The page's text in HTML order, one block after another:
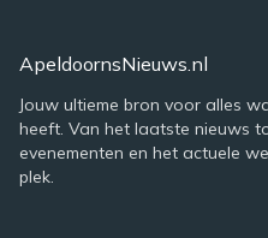
ApeldoornsNieuws.nl
Jouw ultieme bron voor alles
heeft. Van het laatste nieuws
evenementen en het actuele
plek.